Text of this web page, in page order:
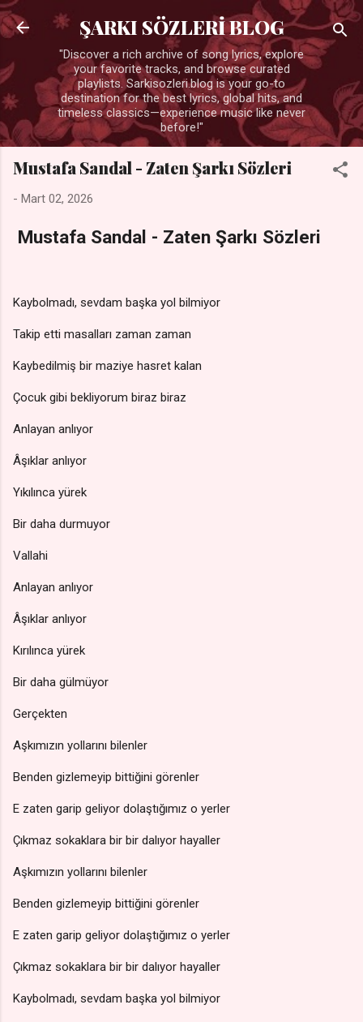
Ana içeriğe atla
ŞARKI SÖZLERİ BLOG
"Discover a rich archive of song lyrics, explore
your favorite tracks, and browse curated
playlists. Sarkisozleri.blog is your go-to
destination for the best lyrics, global hits, and
timeless classics—experience music like never
before!"
Mustafa Sandal - Zaten Şarkı Sözleri
- Mart 02, 2026
Mustafa Sandal - Zaten Şarkı Sözleri
Kaybolmadı, sevdam başka yol bilmiyor
Takip etti masalları zaman zaman
Kaybedilmiş bir maziye hasret kalan
Çocuk gibi bekliyorum biraz biraz
Anlayan anlıyor
Âşıklar anlıyor
Yıkılınca yürek
Bir daha durmuyor
Vallahi
Anlayan anlıyor
Âşıklar anlıyor
Kırılınca yürek
Bir daha gülmüyor
Gerçekten
Aşkımızın yollarını bilenler
Benden gizlemeyip bittiğini görenler
E zaten garip geliyor dolaştığımız o yerler
Çıkmaz sokaklara bir bir dalıyor hayaller
Aşkımızın yollarını bilenler
Benden gizlemeyip bittiğini görenler
E zaten garip geliyor dolaştığımız o yerler
Çıkmaz sokaklara bir bir dalıyor hayaller
Kaybolmadı, sevdam başka yol bilmiyor